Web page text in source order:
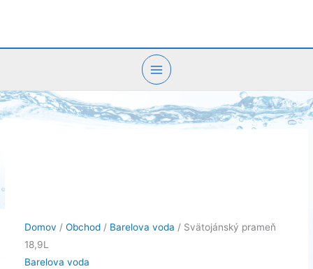
Domov / Obchod/ Barelova voda / Svätojánský prameň
18,9L
Barelova voda